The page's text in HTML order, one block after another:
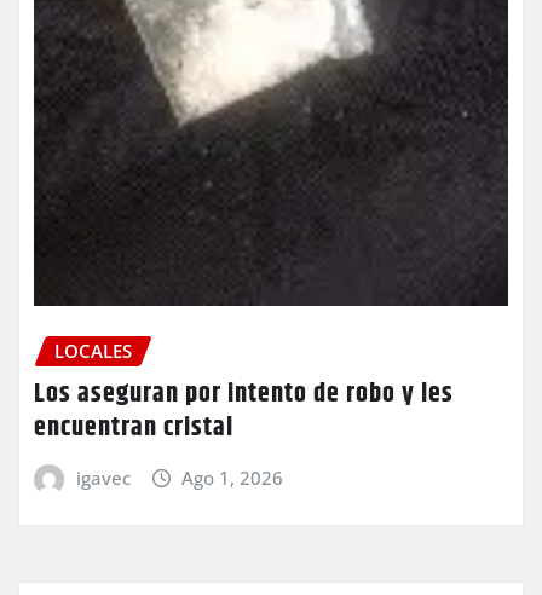
LOCALES
Los aseguran por intento de robo y les
encuentran cristal
igavec Ago 1, 2026